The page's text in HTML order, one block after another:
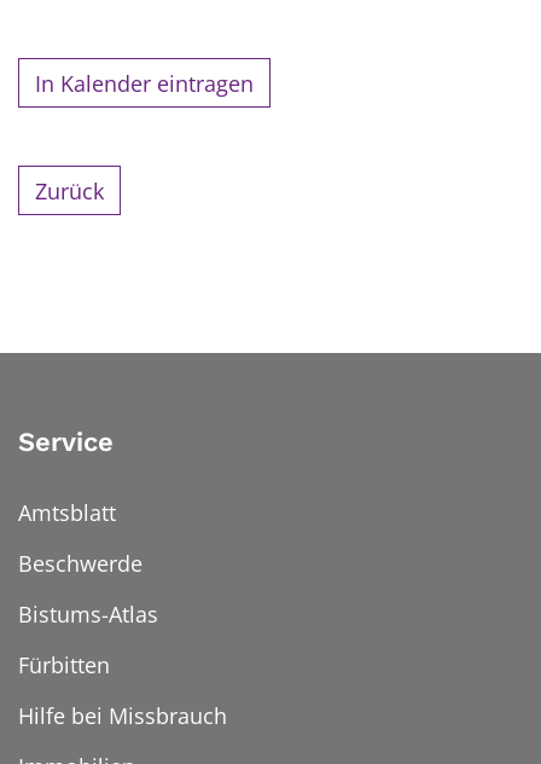
In Kalender eintragen
Zurück
Service
Amtsblatt
Beschwerde
Bistums-Atlas
Fürbitten
Hilfe bei Missbrauch